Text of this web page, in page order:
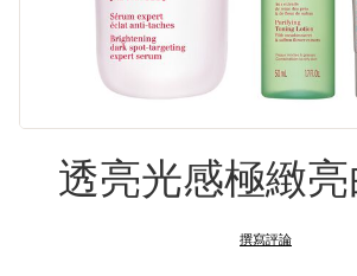
透亮光感極緻
撰寫評論